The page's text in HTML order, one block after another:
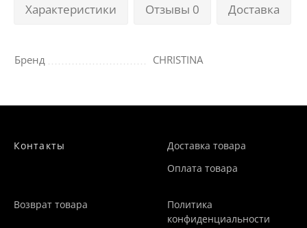
Характеристики Отзывы 0 Доставка
Бренд CHRISTINA
Контакты
Доставка товара
Оплата товара
Возврат товара
Политика
конфиденциальности